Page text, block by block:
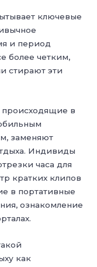
ключевые
и период
более четким,
стирают эти
в
заменяют
Индивиды
часа для
кратких клипов
в портативные
ознакомление
как